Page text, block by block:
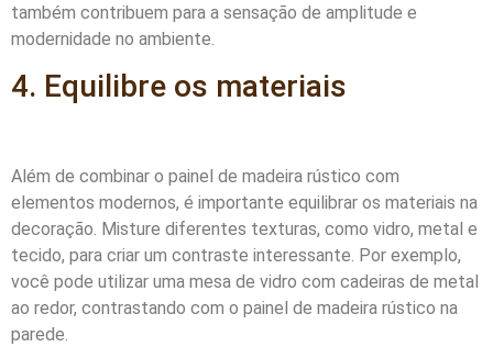
também contribuem para a sensação de amplitude e
modernidade no ambiente.
4. Equilibre os materiais
Além de combinar o painel de madeira rústico com
elementos modernos, é importante equilibrar os materiais na
decoração. Misture diferentes texturas, como vidro, metal e
tecido, para criar um contraste interessante. Por exemplo,
você pode utilizar uma mesa de vidro com cadeiras de metal
ao redor, contrastando com o painel de madeira rústico na
parede.